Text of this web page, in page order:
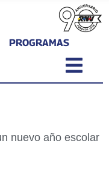
PROGRAMAS